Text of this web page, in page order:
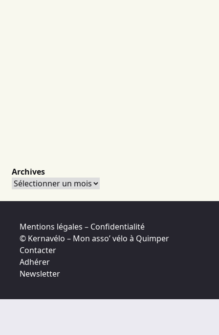
Archives
Archives
Mentions légales – Confidentialité
© Kernavélo – Mon asso’ vélo à Quimper
Contacter
Adhérer
Newsletter